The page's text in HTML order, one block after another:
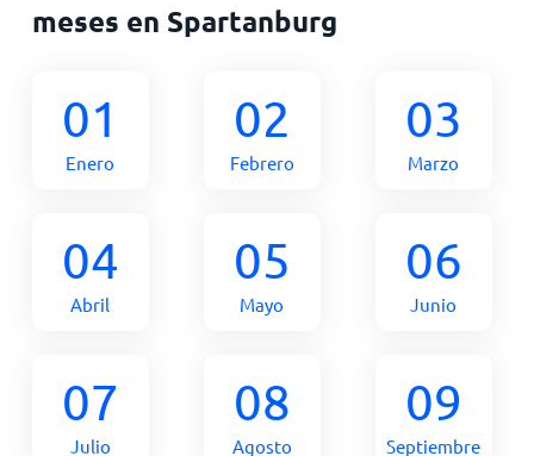
meses en Spartanburg
01
Enero
02
Febrero
03
Marzo
04
Abril
05
Mayo
06
Junio
07
Julio
08
Agosto
09
Septiembre